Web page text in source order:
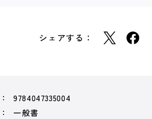
シェアする：
9784047335004
一般書